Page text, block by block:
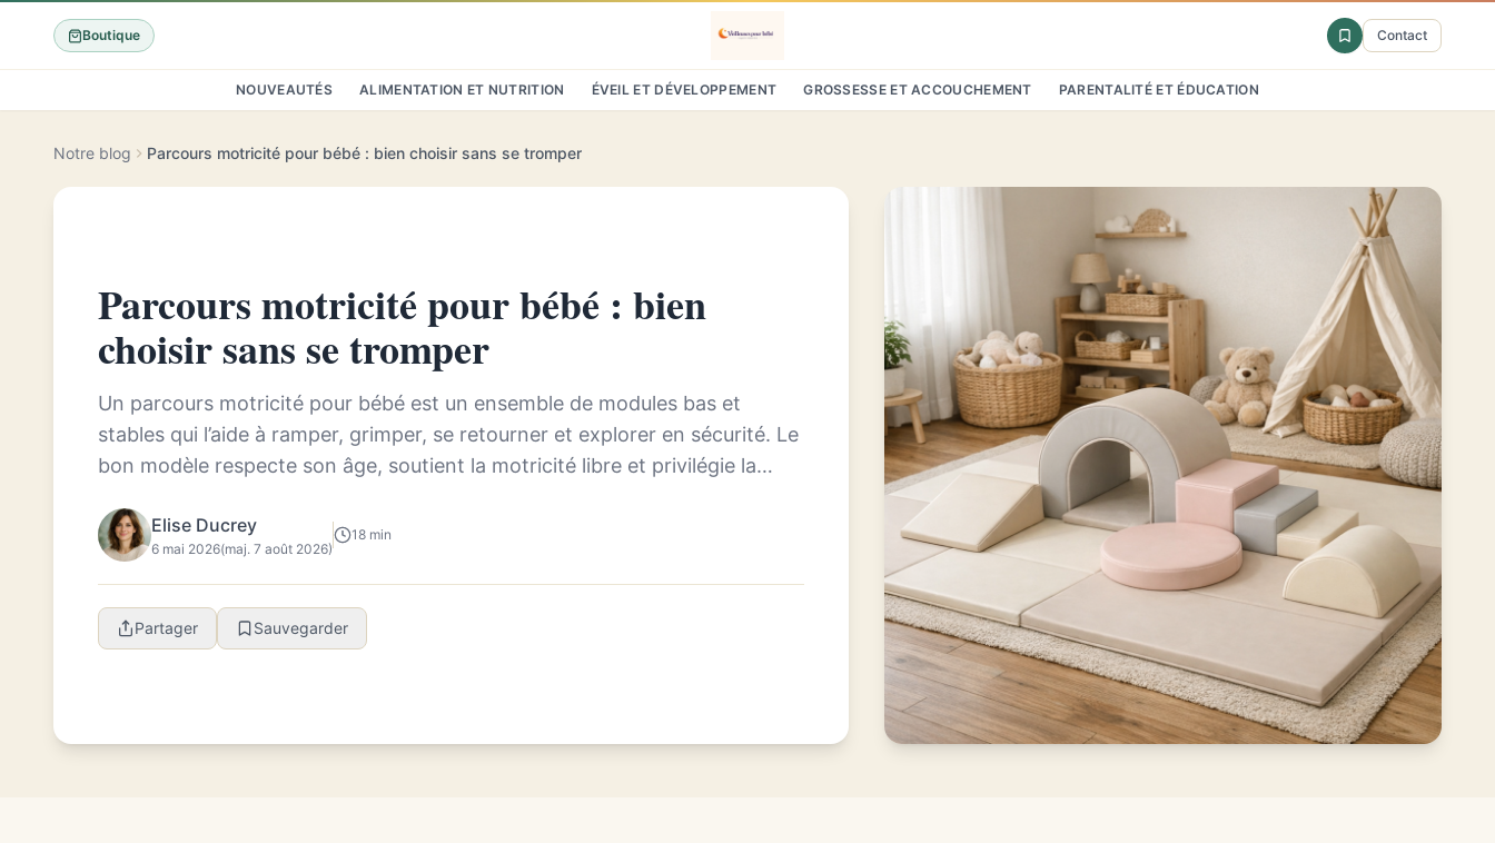
Boutique Contact
NOUVEAUTÉS ALIMENTATION ET NUTRITION ÉVEIL ET DÉVELOPPEMENT GROSSESSE ET ACCOUCHEMENT PARENTALITÉ ET ÉDUCATION
Notre blog Parcours motricité pour bébé : bien choisir sans se tromper
Parcours motricité pour bébé : bien
choisir sans se tromper
Un parcours motricité pour bébé est un ensemble de modules bas et
stables qui l’aide à ramper, grimper, se retourner et explorer en sécurité. Le
bon modèle respecte son âge, soutient la motricité libre et privilégie la
Elise Ducrey
6 mai 2026(maj. 7 août 2026)
18 min
Partager Sauvegarder